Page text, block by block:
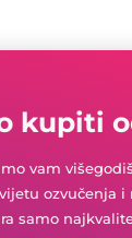
kupiti
vam
ozvučenja i
samo